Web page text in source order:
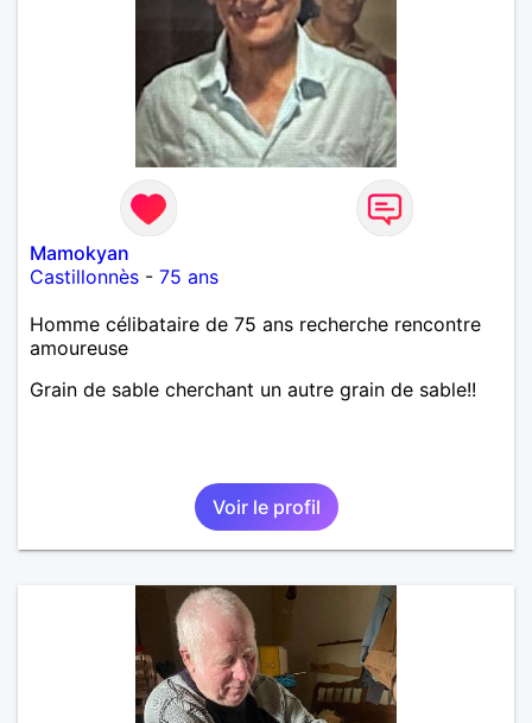
Mamokyan
Castillonnès - 75 ans
Homme célibataire de 75 ans recherche rencontre
amoureuse
Grain de sable cherchant un autre grain de sable!!
Voir le profil